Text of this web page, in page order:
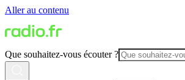
Aller au contenu
Que souhaitez-vous écouter ?